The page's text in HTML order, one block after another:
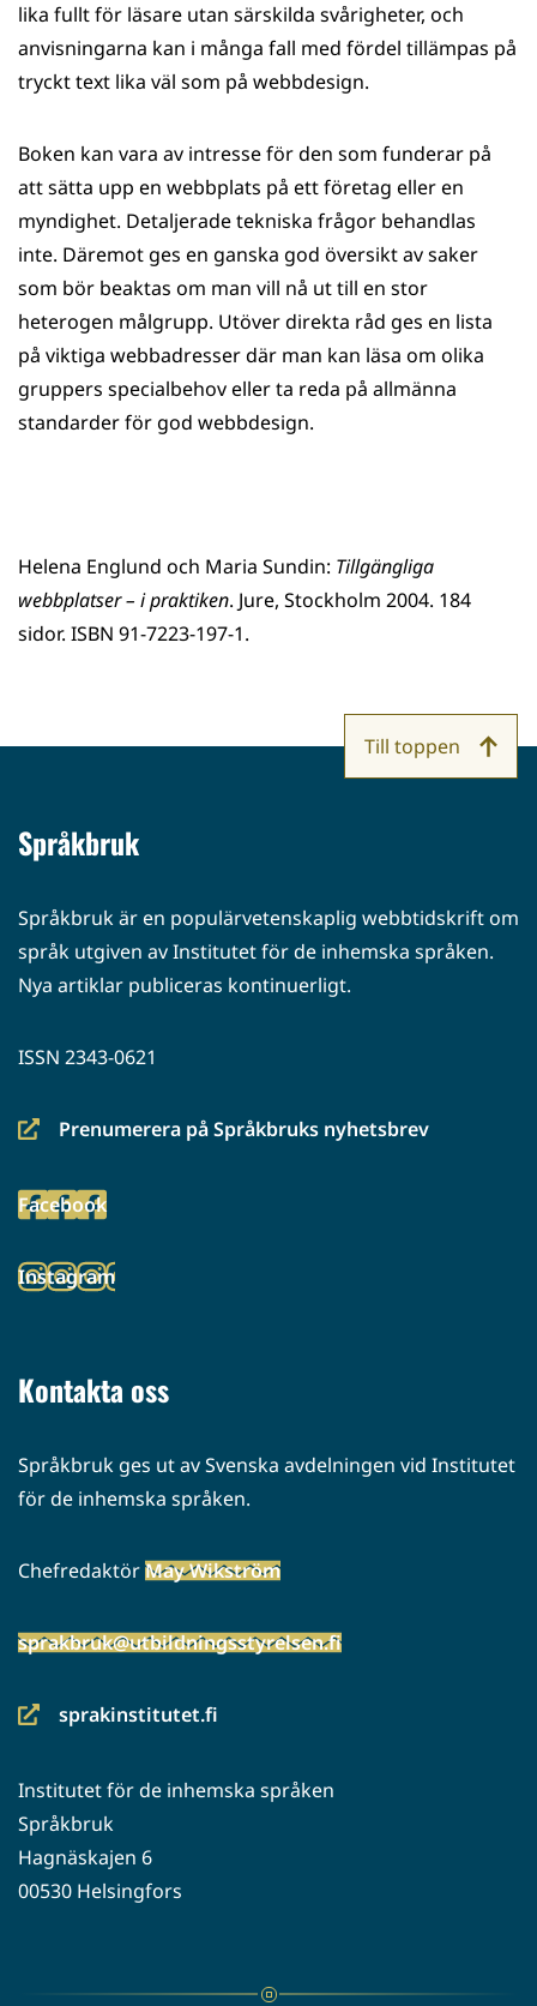
lika fullt för läsare utan särskilda svårigheter, och
anvisningarna kan i många fall med fördel tillämpas på
tryckt text lika väl som på webbdesign.
Boken kan vara av intresse för den som funderar på
att sätta upp en webbplats på ett företag eller en
myndighet. Detaljerade tekniska frågor behandlas
inte. Däremot ges en ganska god översikt av saker
som bör beaktas om man vill nå ut till en stor
heterogen målgrupp. Utöver direkta råd ges en lista
på viktiga webbadresser där man kan läsa om olika
gruppers specialbehov eller ta reda på allmänna
standarder för god webbdesign.
Helena Englund och Maria Sundin: Tillgängliga
webbplatser – i praktiken. Jure, Stockholm 2004. 184
sidor. ISBN 91-7223-197-1.
Språkbruk
Språkbruk är en populärvetenskaplig webbtidskrift om
språk utgiven av Institutet för de inhemska språken.
Nya artiklar publiceras kontinuerligt.
ISSN 2343-0621
Prenumerera på Språkbruks nyhetsbrev
(siirryt
palveluun)
Facebook
(siirryt
palveluun)
Instagram
(siirryt
Kontakta oss
Språkbruk ges ut av Svenska avdelningen vid Institutet
för de inhemska språken.
ChefredaktörMay Wikström
sprakbruk@utbildningsstyrelsen.fi
sprakinstitutet.fi
(siirryt
palveluun)
Institutet för de inhemska språken
Språkbruk
Hagnäskajen 6
00530 Helsingfors
Till toppen